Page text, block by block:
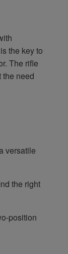
the key to
The rifle
the need
versatile
the right
position